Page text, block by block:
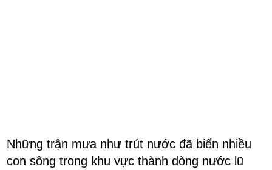
Những trận mưa như trút nước đã biến nhiều
con sông trong khu vực thành dòng nước lũ